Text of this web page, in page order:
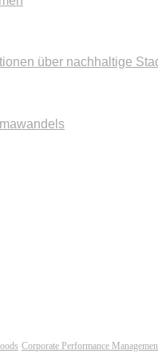
über nachhaltige
Corporate Performance